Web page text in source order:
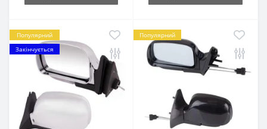
Популярний
Закінчується
Популярний